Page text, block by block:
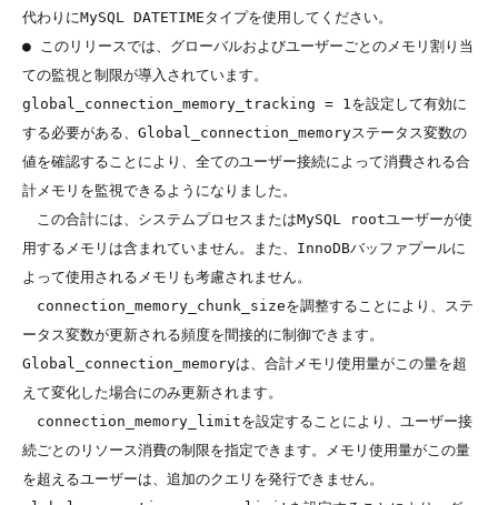
代わりにMySQL DATETIMEタイプを使用してください。
● このリリースでは、グローバルおよびユーザーごとのメモリ割り当
ての監視と制限が導入されています。
global_connection_memory_tracking = 1を設定して有効に
する必要がある、Global_connection_memoryステータス変数の
値を確認することにより、全てのユーザー接続によって消費される合
計メモリを監視できるようになりました。
この合計には、システムプロセスまたはMySQL rootユーザーが使
用するメモリは含まれていません。また、InnoDBバッファプールに
よって使用されるメモリも考慮されません。
connection_memory_chunk_sizeを調整することにより、ステ
ータス変数が更新される頻度を間接的に制御できます。
Global_connection_memoryは、合計メモリ使用量がこの量を超
えて変化した場合にのみ更新されます。
connection_memory_limitを設定することにより、ユーザー接
続ごとのリソース消費の制限を指定できます。メモリ使用量がこの量
を超えるユーザーは、追加のクエリを発行できません。